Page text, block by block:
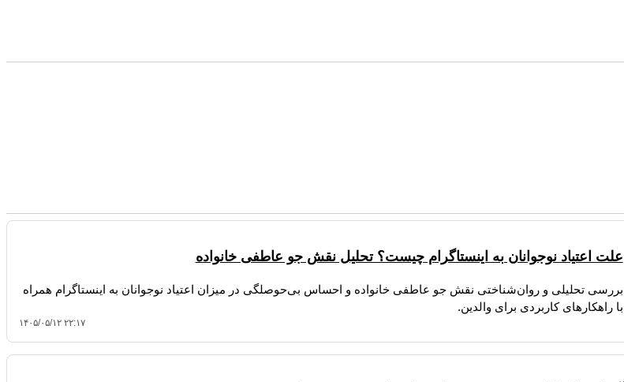
علت اعتیاد نوجوانان به اینستاگرام چیست؟ تحلیل نقش جو عاطفی خانواده
بررسی تحلیلی و روان‌شناختی نقش جو عاطفی خانواده و احساس بی‌حوصلگی در میزان اعتیاد نوجوانان به اینستاگرام همراه
با راهکارهای کاربردی برای والدین.
۱۴۰۵/۰۵/۱۲ ۲۲:۱۷